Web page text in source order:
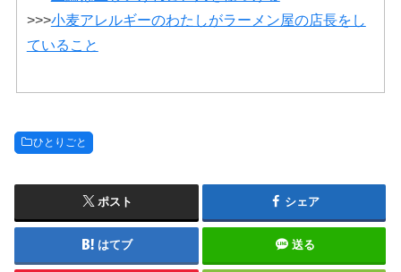
>>>小麦アレルギーのわたしがラーメン屋の店長をし
ていること
ひとりごと
ポスト シェア
はてブ 送る